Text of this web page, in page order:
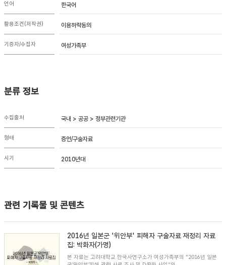
언어 한국어
활용조건(저작권) 이용허락동의
기증자/수집자 여성가족부
분류 정보
수집출처 국내 > 공공 > 정부관련기관
형태 증언/구술자료
시기 2010년대
관련 기록물 및 콘텐츠
2016년 일본군 '위안부' 피해자 구술자료 재정리 자료
집: 박화자(가명)
본 자료는 고려대학교 한국사연구소가 여성가족부의 “2016년 일본